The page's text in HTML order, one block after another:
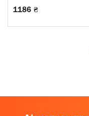
1186 ₴